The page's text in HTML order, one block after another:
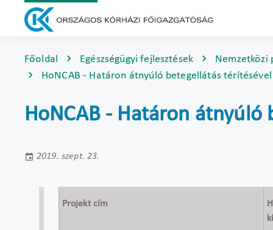
Főoldal Egészségügyi fejlesztések
Nemzetközi
HoNCAB - Határon átnyúló betegellátás
HoNCAB - Határon átnyúló
2019. szept. 23.
Projekt cím